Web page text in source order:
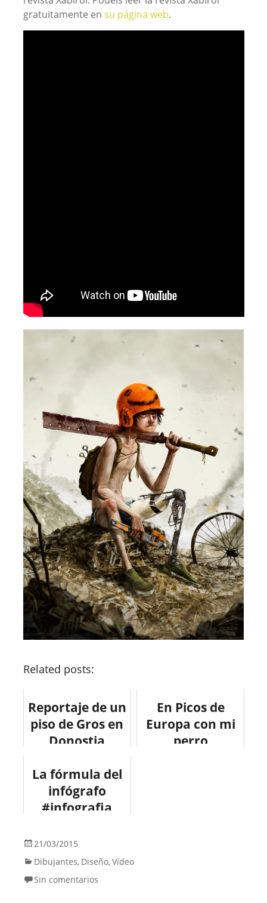
gratuitamente en su página web.
Related posts:
Reportaje de un
piso de Gros en
Donostia
#design
#arquitectura
#interiorismo
En Picos de
Europa con mi
perro
La fórmula del
infógrafo
#infografia
21/03/2015
Dibujantes, Diseño, Vídeo
Sin comentarios